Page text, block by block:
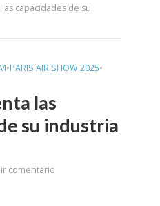
capacidades de su
•PARIS AIR SHOW 2025•
las
su industria
comentario